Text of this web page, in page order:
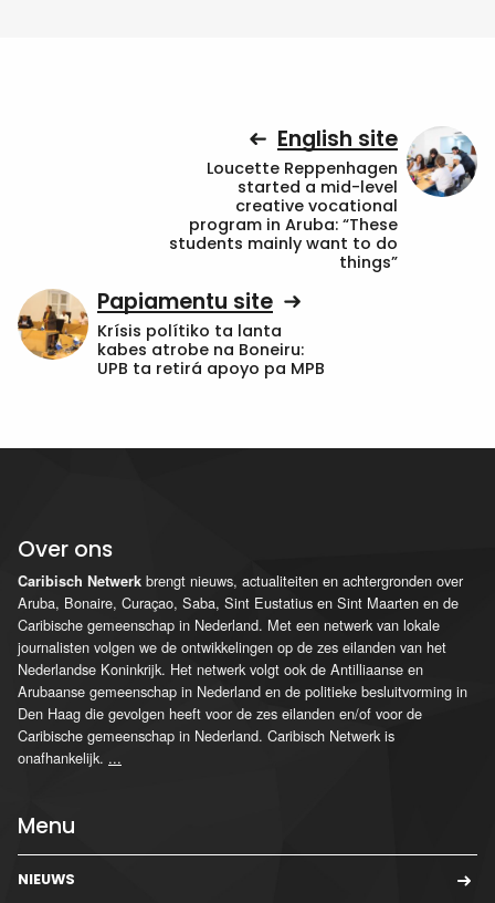
English site
Loucette Reppenhagen
started a mid-level
creative vocational
program in Aruba: “These
students mainly want to do
things”
Papiamentu site
Krísis polítiko ta lanta
kabes atrobe na Boneiru:
UPB ta retirá apoyo pa MPB
Over ons
Caribisch Netwerk brengt nieuws, actualiteiten en achtergronden over
Aruba, Bonaire, Curaçao, Saba, Sint Eustatius en Sint Maarten en de
Caribische gemeenschap in Nederland. Met een netwerk van lokale
journalisten volgen we de ontwikkelingen op de zes eilanden van het
Nederlandse Koninkrijk. Het netwerk volgt ook de Antilliaanse en
Arubaanse gemeenschap in Nederland en de politieke besluitvorming in
Den Haag die gevolgen heeft voor de zes eilanden en/of voor de
Caribische gemeenschap in Nederland. Caribisch Netwerk is
onafhankelijk. ...
Menu
NIEUWS